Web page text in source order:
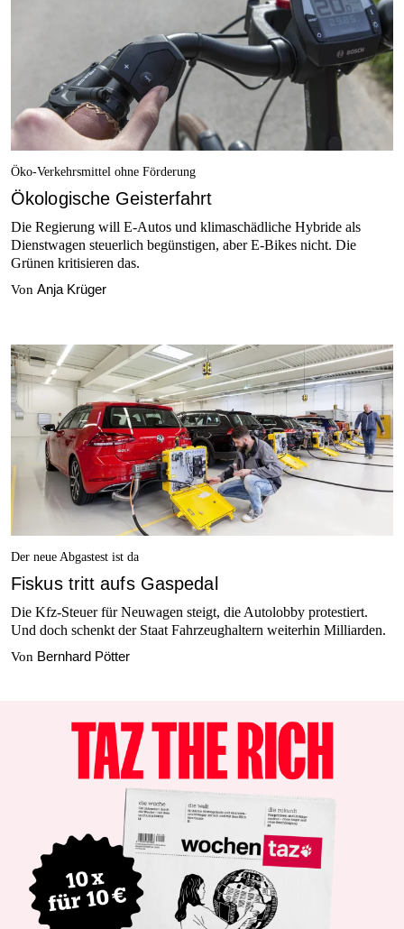
Öko-Verkehrsmittel ohne Förderung
Ökologische Geisterfahrt
Die Regierung will E-Autos und klimaschädliche Hybride als
Dienstwagen steuerlich begünstigen, aber E-Bikes nicht. Die
Grünen kritisieren das.
Von Anja Krüger
Der neue Abgastest ist da
Fiskus tritt aufs Gaspedal
Die Kfz-Steuer für Neuwagen steigt, die Autolobby protestiert.
Und doch schenkt der Staat Fahrzeughaltern weiterhin Milliarden.
Von Bernhard Pötter